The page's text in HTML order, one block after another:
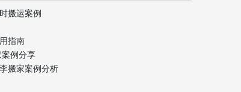
搬运案例
指南
例分享
搬家案例分析